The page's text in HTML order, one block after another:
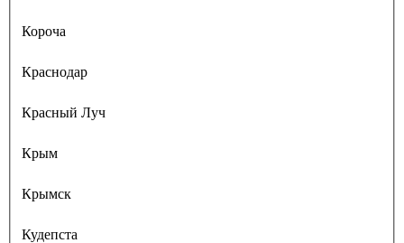
Короча
Краснодар
Красный Луч
Крым
Крымск
Кудепста